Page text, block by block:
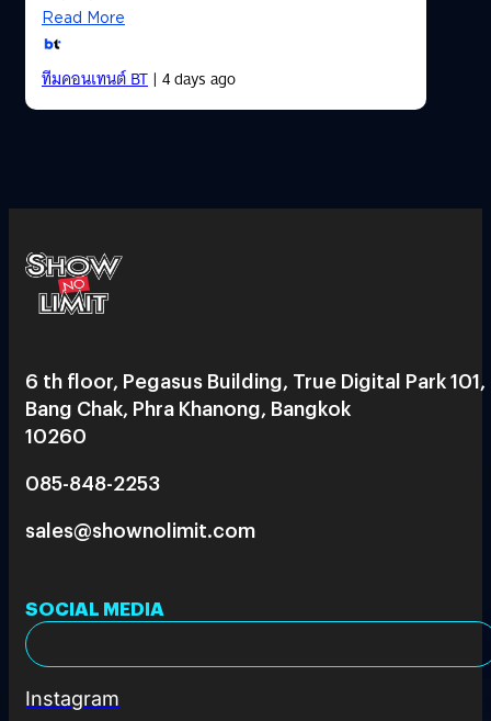
Read More
ทีมคอนเทนต์ BT| 4 days ago
6 th floor, Pegasus Building, True Digital Park 101,
Bang Chak, Phra Khanong, Bangkok
10260
085-848-2253
sales@shownolimit.com
SOCIAL MEDIA
Instagram